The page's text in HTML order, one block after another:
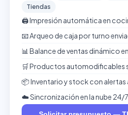
Tiendas
🖨️ Impresión automática en
📧 Arqueo de caja por turno
📊 Balance de ventas dinámico
🛒 Productos automodificables
📦 Inventario y stock con
☁️ Sincronización en la nube 24/7